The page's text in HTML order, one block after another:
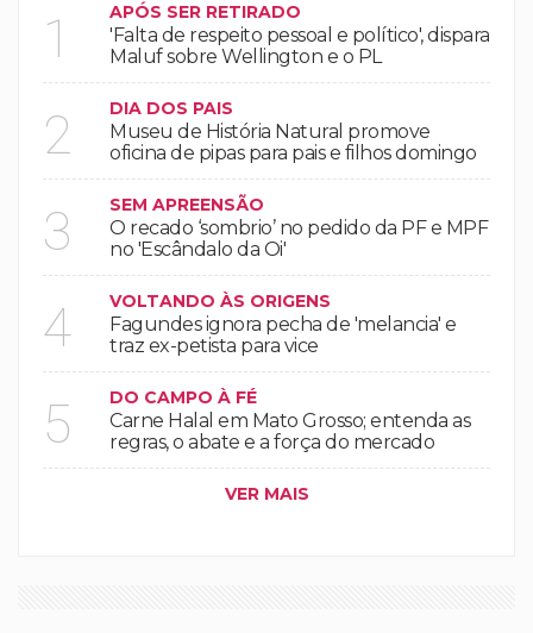
1 APÓS SER RETIRADO
'Falta de respeito pessoal e político', dispara
Maluf sobre Wellington e o PL
2 DIA DOS PAIS
Museu de História Natural promove
oficina de pipas para pais e filhos domingo
3 SEM APREENSÃO
O recado ‘sombrio’ no pedido da PF e MPF
no 'Escândalo da Oi'
4 VOLTANDO ÀS ORIGENS
Fagundes ignora pecha de 'melancia' e
traz ex-petista para vice
5 DO CAMPO À FÉ
Carne Halal em Mato Grosso; entenda as
regras, o abate e a força do mercado
VER MAIS